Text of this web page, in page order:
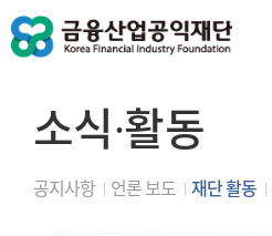
소식∙활동
공지사항 언론 보도 재단 활동